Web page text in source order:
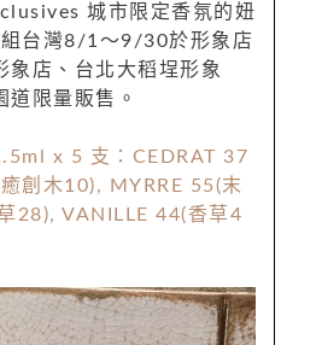
城市限定香氛的妞
台灣8/1～9/30於形象店
店、 台北大稻埕形象
道 限量販售。
x 5 支：CEDRAT 37
創木10), MYRRE 55(末
28), VANILLE 44(香草4